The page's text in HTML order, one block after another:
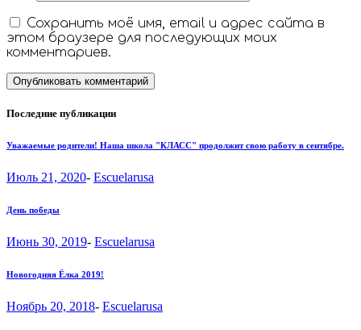
Сохранить моё имя, email и адрес сайта в
этом браузере для последующих моих
комментариев.
Последние публикации
Уважаемые родители! Наша школа "КЛАСС" продолжит свою работу в сентябре.
Июль 21, 2020- Escuelarusa
День победы
Июнь 30, 2019- Escuelarusa
Новогодняя Ёлка 2019!
Ноябрь 20, 2018- Escuelarusa